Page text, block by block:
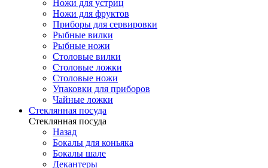
Ножи для устриц
Ножи для фруктов
Приборы для сервировки
Рыбные вилки
Рыбные ножи
Столовые вилки
Столовые ложки
Столовые ножи
Упаковки для приборов
Чайные ложки
Стеклянная посуда
Стеклянная посуда
Назад
Бокалы для коньяка
Бокалы шале
Декантеры